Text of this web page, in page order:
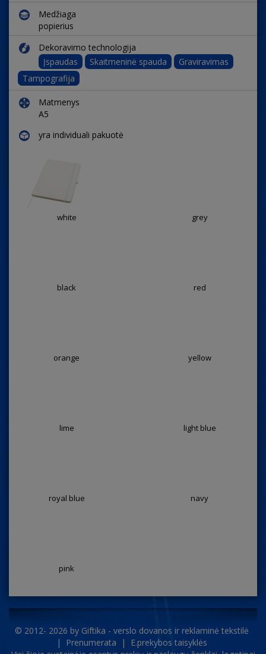
Medžiaga
popierius
Dekoravimo technologija
Įspaudas
Skaitmeninė spauda
Graviravimas
Tampografija
Matmenys
A5
yra individuali pakuotė
white grey
black red
orange yellow
lime light blue
royal blue navy
pink
© 2012- 2026 by Giftika - verslo dovanos ir reklaminė tekstilė
|
Prenumerata |
E.prekybos taisyklės